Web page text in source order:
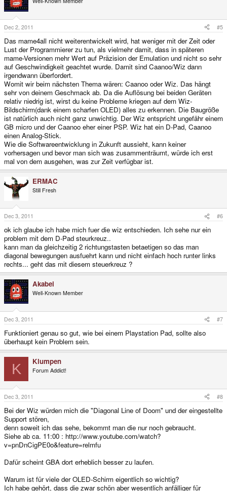
Dec 2, 2011 #5
Das mame4all nicht weiterentwickelt wird, hat weniger mit der Zeit oder
Lust der Programmierer zu tun, als vielmehr damit, dass in späteren
mame-Versionen mehr Wert auf Präzision der Emulation und nicht so sehr
auf Geschwindigkeit geachtet wurde. Damit sind Caanoo/Wiz dann
irgendwann überfordert.
Womit wir beim nächsten Thema wären: Caanoo oder Wiz. Das hängt
sehr von deinem Geschmack ab. Da die Auflösung bei beiden Geräten
relativ niedrig ist, wirst du keine Probleme kriegen auf dem Wiz-
Bildschirm(dank einem scharfen OLED) alles zu erkennen. Die Baugröße
ist natürlich auch nicht ganz unwichtig. Der Wiz entspricht ungefähr einem
GB micro und der Caanoo eher einer PSP. Wiz hat ein D-Pad, Caanoo
einen Analog-Stick.
Wie die Softwareentwicklung in Zukunft aussieht, kann keiner
vorhersagen und bevor man sich was zusammenträumt, würde ich erst
mal von dem ausgehen, was zur Zeit verfügbar ist.
ERMAC
Still Fresh
Dec 3, 2011 #6
ok ich glaube ich habe mich fuer die wiz entschieden. Ich sehe nur ein
problem mit dem D-Pad steurkreuz..
kann man da gleichzeitig 2 richtungstasten betaetigen so das man
diagonal bewegungen ausfuehrt kann und nicht einfach hoch runter links
rechts... geht das mit diesem steuerkreuz ?
Akabei
Well-Known Member
Dec 3, 2011 #7
Funktioniert genau so gut, wie bei einem Playstation Pad, sollte also
überhaupt kein Problem sein.
K Klumpen
Forum Addict!
Dec 3, 2011 #8
Bei der Wiz würden mich die "Diagonal Line of Doom" und der eingestellte
Support stören,
denn soweit ich das sehe, bekommt man die nur noch gebraucht.
Siehe ab ca. 11:00 : http://www.youtube.com/watch?
v=pnDnCigPE0o&feature=relmfu
Dafür scheint GBA dort erheblich besser zu laufen.
Warum ist für viele der OLED-Schirm eigentlich so wichtig?
Ich habe gehört, dass die zwar schön aber wesentlich anfälliger für